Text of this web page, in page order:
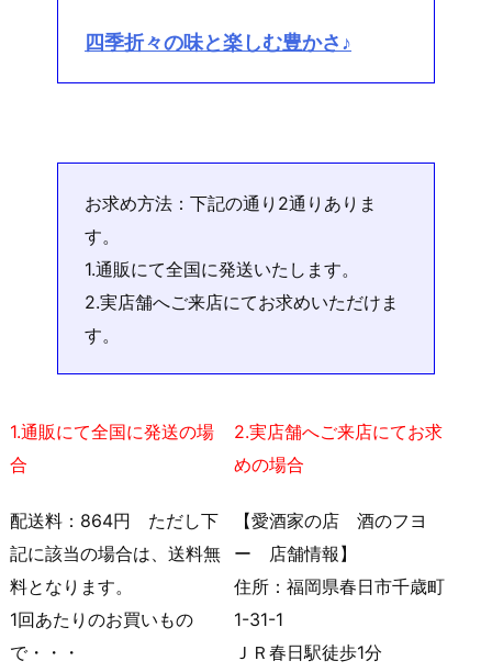
四季折々の味と楽しむ豊かさ♪
お求め方法：下記の通り2通りありま
す。
1.通販にて全国に発送いたします。
2.実店舗へご来店にてお求めいただけま
す。
1.通販にて全国に発送の場
合
配送料：864円 ただし下
記に該当の場合は、送料無
料となります。
1回あたりのお買いもの
で・・・
2.実店舗へご来店にてお求
めの場合
【愛酒家の店 酒のフヨ
ー 店舗情報】
住所：福岡県春日市千歳町
1-31-1
ＪＲ春日駅徒歩1分